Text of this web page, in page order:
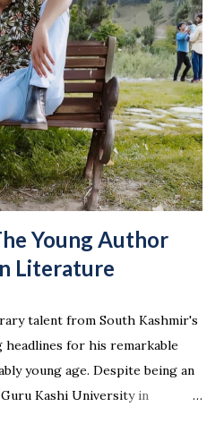
Adverse Possession . This
of Property Act and the
to this rule, if a person
possession of a
case of private property) or
property), and the
it legally, the person can
Young Author
Literature
talent from South Kashmir's
headlines for his remarkable
young age. Despite being an
Kashi University in